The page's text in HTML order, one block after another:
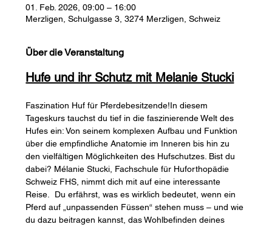
01. Feb. 2026, 09:00 – 16:00
Merzligen, Schulgasse 3, 3274 Merzligen, Schweiz
Über die Veranstaltung
Hufe und ihr Schutz mit Melanie Stucki
Faszination Huf für Pferdebesitzende!In diesem
Tageskurs tauchst du tief in die faszinierende Welt des
Hufes ein: Von seinem komplexen Aufbau und Funktion
über die empfindliche Anatomie im Inneren bis hin zu
den vielfältigen Möglichkeiten des Hufschutzes. Bist du
dabei? Mélanie Stucki, Fachschule für Huforthopädie
Schweiz FHS, nimmt dich mit auf eine interessante
Reise.  Du erfährst, was es wirklich bedeutet, wenn ein
Pferd auf „unpassenden Füssen“ stehen muss – und wie
du dazu beitragen kannst, das Wohlbefinden deines